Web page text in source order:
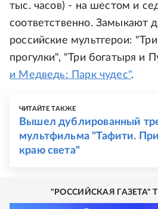
тыс. часов) - на шестом и
соответственно. Замыкают
российские мультгерои:
прогулки", "Три богатыря и
и Медведь: Парк чудес".
ЧИТАЙТЕ ТАКЖЕ
Вышел дублированный
мультфильма "Тафити.
краю света"
"РОССИЙСКАЯ ГАЗЕТА"